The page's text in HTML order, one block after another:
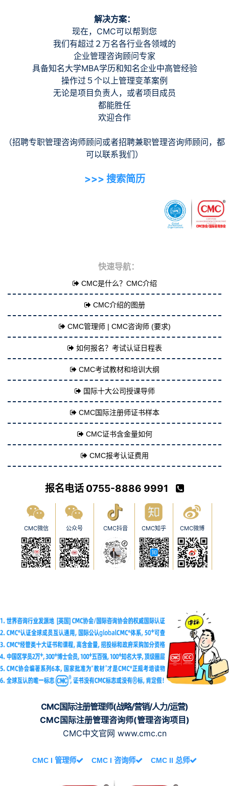
解决方案：
现在，CMC可以帮到您
我们有超过２万名各行业各领域的
企业管理咨询顾问专家
具备知名大学MBA学历和知名企业中高管经验
操作过５个以上管理变革案例
无论是项目负责人，或者项目成员
都能胜任
欢迎合作
（招聘专职管理咨询师顾问或者招聘兼职管理咨询师顾问，都
可以联系我们）
>>> 搜索简历
报名电话 0755-8886 9991
CMC微信 公众号 CMC抖音 CMC知乎 CMC微博
快速导航：
CMC是什么？CMC介绍
CMC介绍的图册
CMC管理师 | CMC咨询师 (要求)
如何报名？考试认证日程表
CMC考试教材和培训大纲
国际十大公司授课导师
CMC国际注册师证书样本
CMC证书含金量如何
CMC报考认证费用
CMC国际注册管理师(战略/营销/人力/运营)
CMC国际注册管理咨询师(管理咨询项目)
CMC中文官网 www.cmc.cn
CMC I 管理师 CMC I 咨询师 CMC II 总师